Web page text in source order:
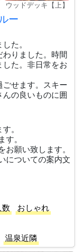
ウッドデッキ【上】
ー
た。
りました。時間
た。非日常をお
せます。スキー
の良いものに囲
。
。
願い致します。
についての案内文
おしゃれ
温泉近隣